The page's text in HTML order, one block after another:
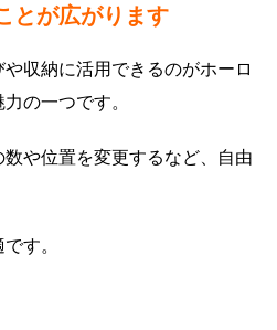
とが広がります
収納に活用できるのがホーロ
の一つです。
や位置を変更するなど、自由
す。